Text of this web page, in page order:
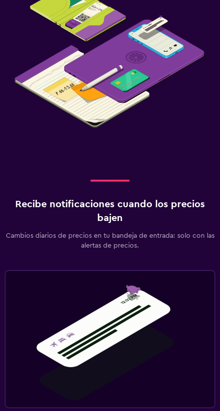
Recibe notificaciones cuando los precios
bajen
Cambios diarios de precios en tu bandeja de entrada: solo con las
alertas de precios.